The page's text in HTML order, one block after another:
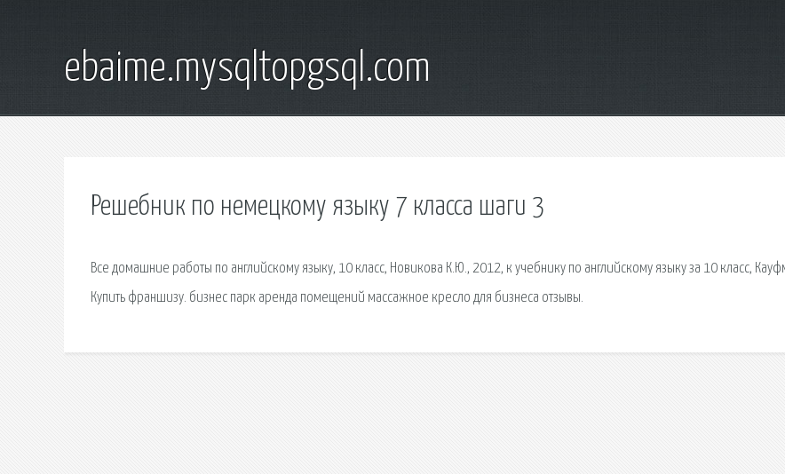
ebaime.mysqltopgsql.com
Решебник по немецкому языку 7 класса шаги 3
Bсe домашние работы по английскому языку, 10 класс, Новикова К.Ю., 2012, к учебнику по английскому языку за 10 класс,
Купить франшизу. бизнес парк аренда помещений массажное кресло для бизнеса отзывы.